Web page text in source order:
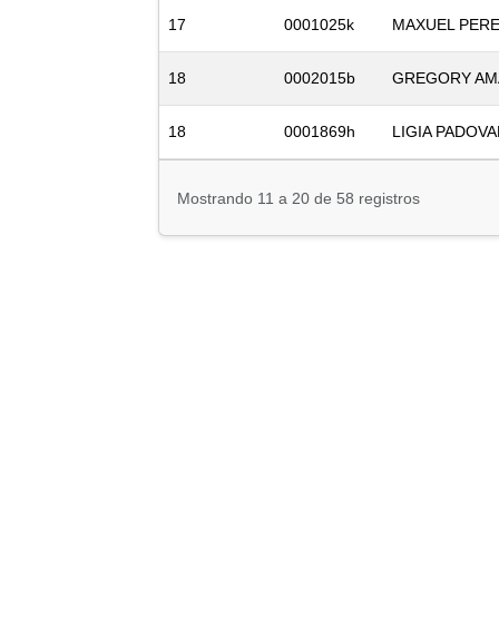
17 0001025k MAXUEL
18 0002015b GREGORY
18 0001869h LIGIA
Mostrando 11 a 20 de 58 registros